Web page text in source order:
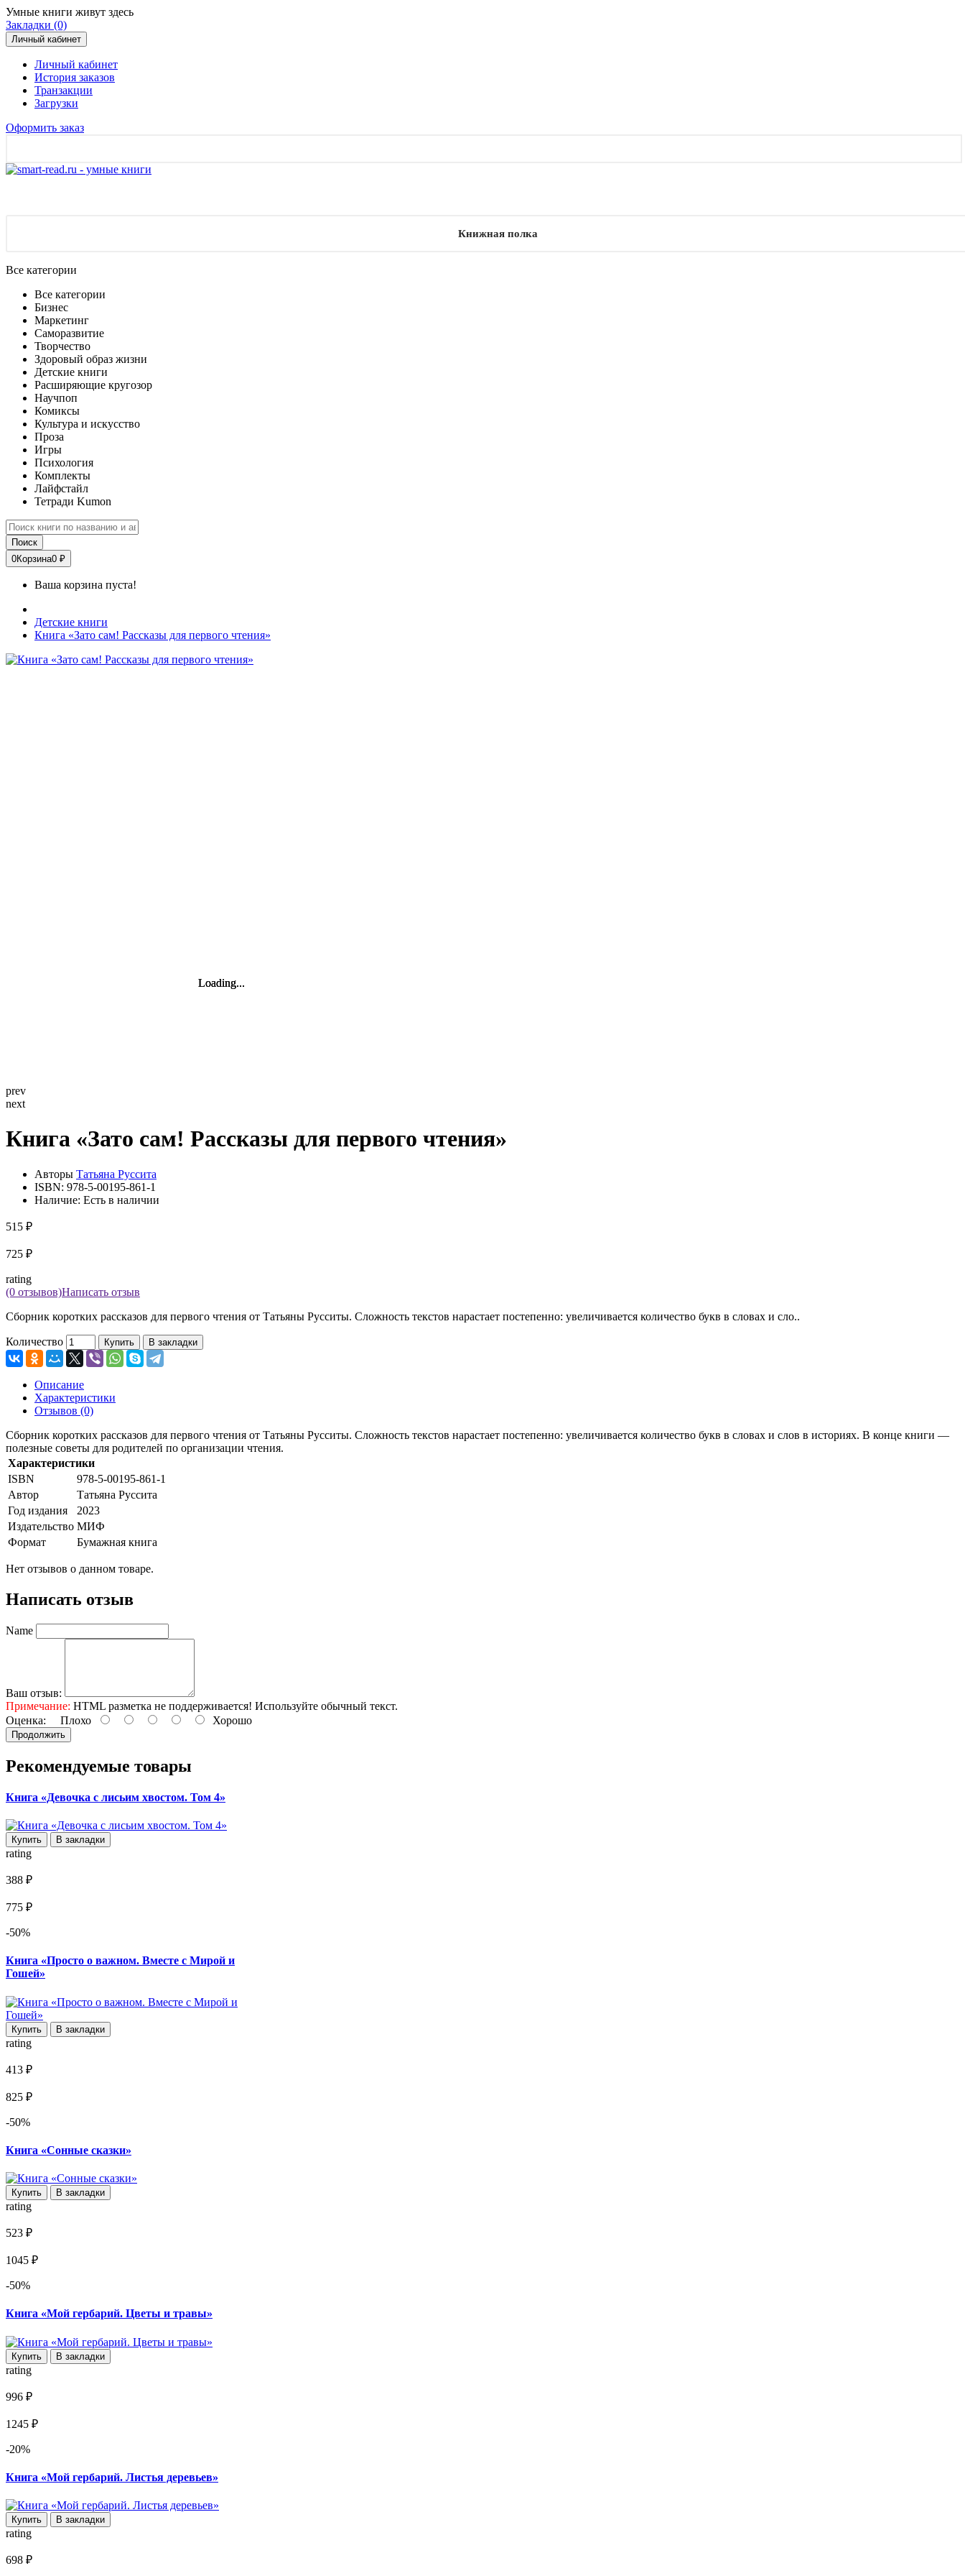
Умные книги живут здесь
Закладки (0)
Личный кабинет
Личный кабинет
История заказов
Транзакции
Загрузки
Оформить заказ
Книжная полка
Все категории
Все категории
Бизнес
Маркетинг
Саморазвитие
Творчество
Здоровый образ жизни
Детские книги
Расширяющие кругозор
Научпоп
Комиксы
Культура и искусство
Проза
Игры
Психология
Комплекты
Лайфстайл
Тетради Kumon
Поиск
0Корзина0 ₽
Ваша корзина пуста!
Детские книги
Книга «Зато сам! Рассказы для первого чтения»
Loading...
Loading...
Loading...
Loading...
Loading...
Loading...
prev
next
Книга «Зато сам! Рассказы для первого чтения»
Авторы Татьяна Руссита
ISBN: 978-5-00195-861-1
Наличие: Есть в наличии
515 ₽
725 ₽
rating
(0 отзывов)Написать отзыв
Сборник коротких рассказов для первого чтения от Татьяны Русситы. Сложность текстов нарастает постепенно: увеличивается количество букв в словах и сло..
Количество Купить В закладки
Описание
Характеристики
Отзывов (0)
Сборник коротких рассказов для первого чтения от Татьяны Русситы. Сложность текстов нарастает постепенно: увеличивается количество букв в словах и слов в историях. В конце книги —
полезные советы для родителей по организации чтения.
Характеристики
ISBN
978-5-00195-861-1
Автор
Татьяна Руссита
Год издания
2023
Издательство МИФ
Формат
Бумажная книга
Нет отзывов о данном товаре.
Написать отзыв
Name
Ваш отзыв:
Примечание: HTML разметка не поддерживается! Используйте обычный текст.
Оценка: Плохо Хорошо
Продолжить
Рекомендуемые товары
Книга «Девочка с лисьим хвостом. Том 4»
Купить В закладки
rating
388 ₽
775 ₽
-50%
Книга «Просто о важном. Вместе с Мирой и
Гошей»
Купить В закладки
rating
413 ₽
825 ₽
-50%
Книга «Сонные сказки»
Купить В закладки
rating
523 ₽
1045 ₽
-50%
Книга «Мой гербарий. Цветы и травы»
Купить В закладки
rating
996 ₽
1245 ₽
-20%
Книга «Мой гербарий. Листья деревьев»
Купить В закладки
rating
698 ₽